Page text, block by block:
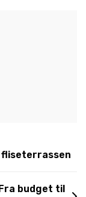
fliseterrassen
budget til